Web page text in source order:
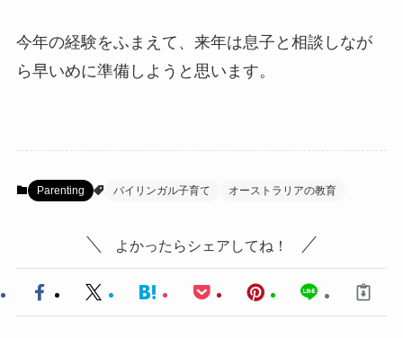
今年の経験をふまえて、来年は息子と相談しなが
ら早いめに準備しようと思います。
Parenting バイリンガル子育て オーストラリアの教育
よかったらシェアしてね！